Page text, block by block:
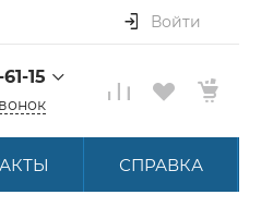
Войти
15
15
СПРАВКА